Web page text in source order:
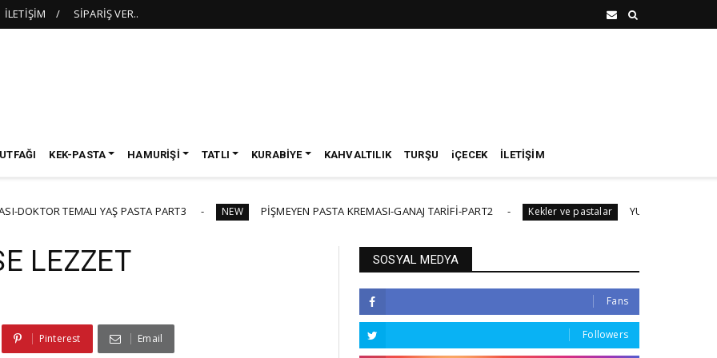
İLETİŞİM SİPARİŞ VER..
KEK-PASTA HAMURİŞİ TATLI KURABİYE KAHVALTILIK TURŞU iÇECEK İLETİŞİM
YAŞ PASTA PART3 NEW PİŞMEYEN PASTA KREMASI-GANAJ TARİFİ-PART2 Kekler ve pastalar YUMUŞAK HAVALI
LEZZET
Pinterest Email
SOSYAL MEDYA
Fans
Followers